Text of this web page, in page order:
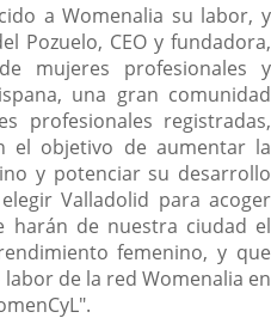
a Womenalia su labor, y
Pozuelo, CEO y fundadora,
mujeres profesionales y
una gran comunidad
profesionales registradas,
el objetivo de aumentar la
y potenciar su desarrollo
Valladolid para acoger
harán de nuestra ciudad el
femenino, y que
de la red Womenalia en